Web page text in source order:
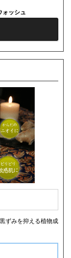
ォッシュ
ずみを抑える植物成